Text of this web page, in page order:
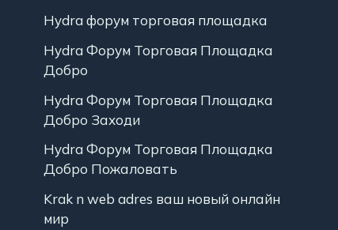
Hydra форум торговая площадка
Hydra Форум Торговая Площадка
Добро
Hydra Форум Торговая Площадка
Добро Заходи
Hydra Форум Торговая Площадка
Добро Пожаловать
Krak n web adres ваш новый онлайн
мир